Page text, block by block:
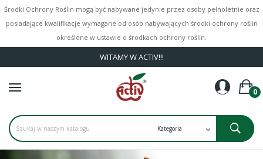
Środki Ochrony Roślin mogą być nabywane jedynie przez osoby pełnoletnie oraz
posiadające kwalifikacje wymagane od osób nabywających środki ochrony roślin
określone w ustawie o środkach ochrony roślin.
WITAMY W ACTIV!!!
0